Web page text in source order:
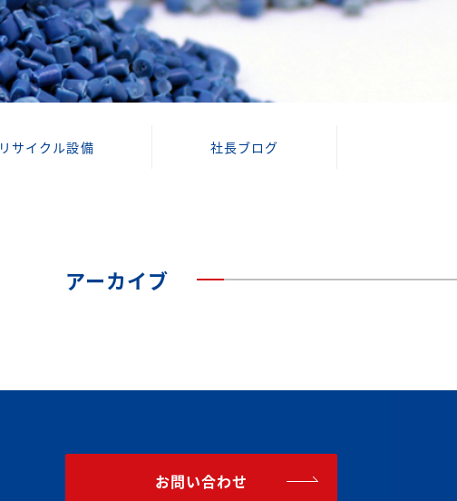
リサイクル設備 社長ブログ
アーカイブ
お問い合わせ